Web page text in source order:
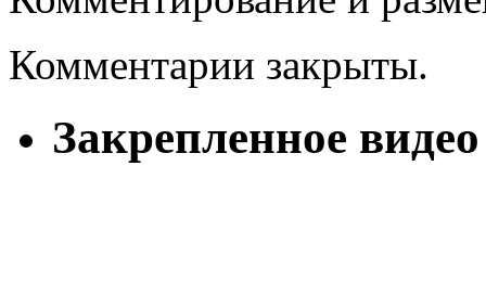
Комментарии закрыты.
Закрепленное видео